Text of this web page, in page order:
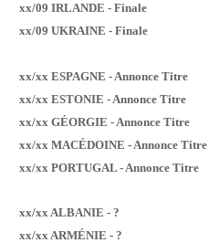
xx/09 IRLANDE - Finale
xx/09 UKRAINE - Finale
xx/xx ESPAGNE - Annonce Titre
xx/xx ESTONIE - Annonce Titre
xx/xx GÉORGIE - Annonce Titre
xx/xx MACÉDOINE - Annonce Titre
xx/xx PORTUGAL - Annonce Titre
xx/xx ALBANIE - ?
xx/xx ARMÉNIE - ?